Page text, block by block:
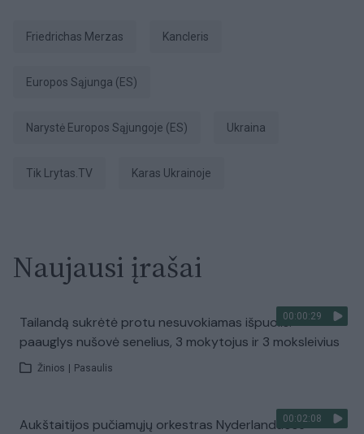
Friedrichas Merzas kancleris
Europos Sąjunga (ES)
narystė Europos Sąjungoje (ES) Ukraina
tik Lrytas.TV karas Ukrainoje
Naujausi įrašai
00:00:29
Tailandą sukrėtė protu nesuvokiamas išpuolis:
paauglys nušovė senelius, 3 mokytojus ir 3 moksleivius
Žinios Pasaulis
00:02:08
Aukštaitijos pučiamųjų orkestras Nyderlanduose